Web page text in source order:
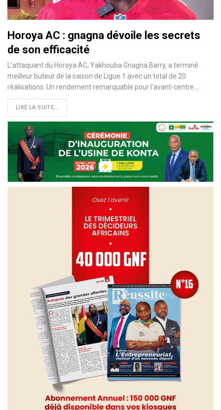
Horoya AC : gnagna dévoile les secrets
de son efficacité
L’attaquant du Horoya AC, Yakhouba Gnagna Barry, a terminé
meilleur buteur de la saison de Ligue 1 avec un total de 20
réalisations. Un rendement remarquable pour l’avant-centre…
LIRE LA SUITE...